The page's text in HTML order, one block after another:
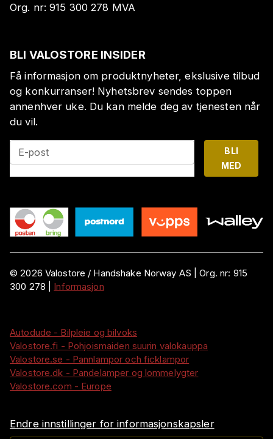
Org. nr:915 300 278 MVA
BLI VALOSTORE INSIDER
Få informasjon om produktnyheter, ekslusive tilbud
og konkurranser! Nyhetsbrev sendes toppen
annenhver uke. Du kan melde deg av tjenesten når
du vil.
E-post
BLI
MED
©2026 Valostore / Handshake Norway AS |Org. nr: 915
300 278
Informasjon
Autodude - Bilpleie og bilvoks
Valostore.fi - Pohjoismaiden suurin valokauppa
Valostore.se - Pannlampor och ficklampor
Valostore.dk - Pandelamper og lommelygter
Valostore.com - Europe
Endre innstillinger for informasjonskapsler